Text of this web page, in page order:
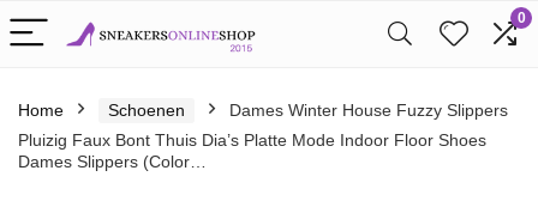
0
Home Schoenen
Dames Winter House Fuzzy Slippers
Pluizig Faux Bont Thuis Dia’s Platte Mode Indoor Floor Shoes
Dames Slippers (Color…